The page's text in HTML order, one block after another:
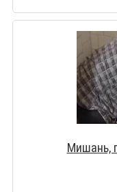
Мишань,